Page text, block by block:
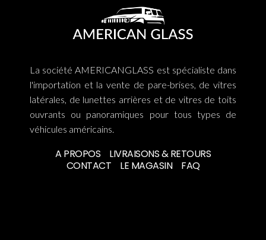
La société AMERICANGLASS est spécialiste dans
l'importation et la vente de pare-brises, de vitres
latérales, de lunettes arrières et de vitres de toits
ouvrants ou panoramiques pour tous types de
véhicules américains.
A PROPOS
LIVRAISONS & RETOURS
CONTACT
LE MAGASIN FAQ